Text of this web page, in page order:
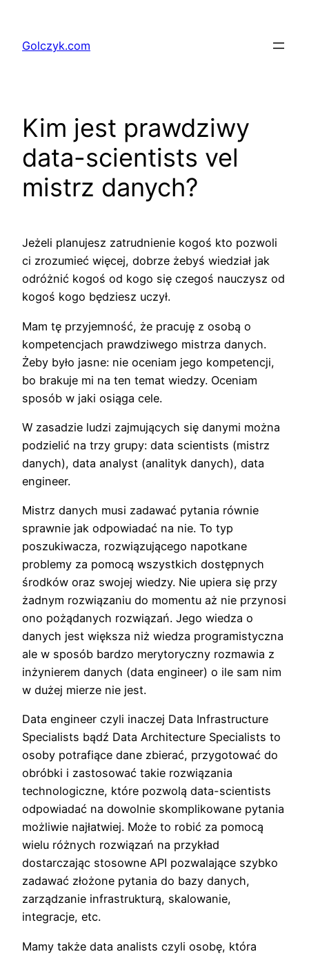
treściGolczyk.com
Kim jest prawdziwy
data-scientists vel
mistrz danych?
Jeżeli planujesz zatrudnienie kogoś kto pozwoli
ci zrozumieć więcej, dobrze żebyś wiedział jak
odróżnić kogoś od kogo się czegoś nauczysz od
kogoś kogo będziesz uczył.
Mam tę przyjemność, że pracuję z osobą o
kompetencjach prawdziwego mistrza danych.
Żeby było jasne: nie oceniam jego kompetencji,
bo brakuje mi na ten temat wiedzy. Oceniam
sposób w jaki osiąga cele.
W zasadzie ludzi zajmujących się danymi można
podzielić na trzy grupy: data scientists (mistrz
danych), data analyst (analityk danych), data
engineer.
Mistrz danych musi zadawać pytania równie
sprawnie jak odpowiadać na nie. To typ
poszukiwacza, rozwiązującego napotkane
problemy za pomocą wszystkich dostępnych
środków oraz swojej wiedzy. Nie upiera się przy
żadnym rozwiązaniu do momentu aż nie przynosi
ono pożądanych rozwiązań. Jego wiedza o
danych jest większa niż wiedza programistyczna
ale w sposób bardzo merytoryczny rozmawia z
inżynierem danych (data engineer) o ile sam nim
w dużej mierze nie jest.
Data engineer czyli inaczej Data Infrastructure
Specialists bądź Data Architecture Specialists to
osoby potrafiące dane zbierać, przygotować do
obróbki i zastosować takie rozwiązania
technologiczne, które pozwolą data-scientists
odpowiadać na dowolnie skomplikowane pytania
możliwie najłatwiej. Może to robić za pomocą
wielu różnych rozwiązań na przykład
dostarczając stosowne API pozwalające szybko
zadawać złożone pytania do bazy danych,
zarządzanie infrastrukturą, skalowanie,
integracje, etc.
Mamy także data analists czyli osobę, która